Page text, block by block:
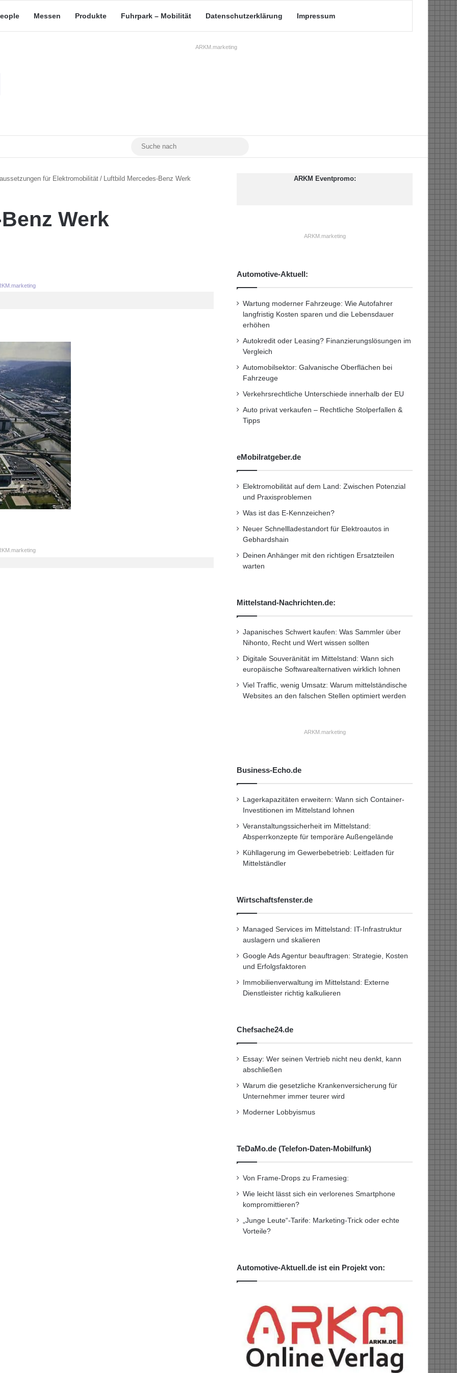
Messen Produkte Fuhrpark – Mobilität Datenschutzerklärung Impressum
ARKM.marketing
YouTubeMastodon
für Elektromobilität / Luftbild Mercedes-Benz Werk
Werk
ARKM Eventpromo:
ARKM.marketing
Automotive-Aktuell:
Wartung moderner Fahrzeuge: Wie Autofahrer
langfristig Kosten sparen und die Lebensdauer
erhöhen
Autokredit oder Leasing? Finanzierungslösungen im
Vergleich
Automobilsektor: Galvanische Oberflächen bei
Fahrzeuge
Verkehrsrechtliche Unterschiede innerhalb der EU
Auto privat verkaufen – Rechtliche Stolperfallen &
Tipps
eMobilratgeber.de
Elektromobilität auf dem Land: Zwischen Potenzial
und Praxisproblemen
Was ist das E-Kennzeichen?
Neuer Schnellladestandort für Elektroautos in
Gebhardshain
Deinen Anhänger mit den richtigen Ersatzteilen
warten
Mittelstand-Nachrichten.de:
Japanisches Schwert kaufen: Was Sammler über
Nihonto, Recht und Wert wissen sollten
Digitale Souveränität im Mittelstand: Wann sich
europäische Softwarealternativen wirklich lohnen
Viel Traffic, wenig Umsatz: Warum mittelständische
Websites an den falschen Stellen optimiert werden
ARKM.marketing
Business-Echo.de
Lagerkapazitäten erweitern: Wann sich Container-
Investitionen im Mittelstand lohnen
Veranstaltungssicherheit im Mittelstand:
Absperrkonzepte für temporäre Außengelände
Kühllagerung im Gewerbebetrieb: Leitfaden für
Mittelständler
Wirtschaftsfenster.de
Managed Services im Mittelstand: IT-Infrastruktur
auslagern und skalieren
Google Ads Agentur beauftragen: Strategie, Kosten
und Erfolgsfaktoren
Immobilienverwaltung im Mittelstand: Externe
Dienstleister richtig kalkulieren
Chefsache24.de
Essay: Wer seinen Vertrieb nicht neu denkt, kann
abschließen
Warum die gesetzliche Krankenversicherung für
Unternehmer immer teurer wird
Moderner Lobbyismus
TeDaMo.de (Telefon-Daten-Mobilfunk)
Von Frame-Drops zu Framesieg:
Wie leicht lässt sich ein verlorenes Smartphone
kompromittieren?
„Junge Leute“-Tarife: Marketing-Trick oder echte
Vorteile?
Automotive-Aktuell.de ist ein Projekt von: